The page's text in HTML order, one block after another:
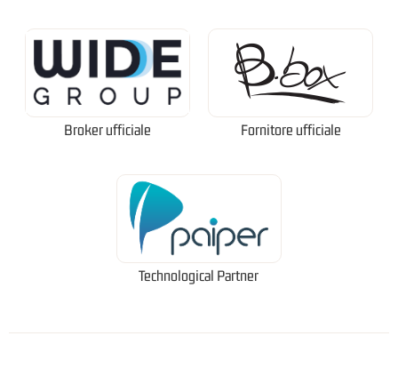
Broker ufficiale Fornitore ufficiale
Technological Partner